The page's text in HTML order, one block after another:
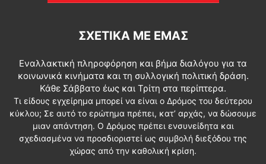
ΣΧΕΤΙΚΆ ΜΕ ΕΜΆΣ
Εναλλακτική πληροφόρηση και βήμα διαλόγου για τα
κοινωνικά κινήματα και τη συλλογική πολιτική δράση.
Κάθε Σάββατο έως και Τρίτη στα περίπτερα.
Τι είδους εγχείρημα μπορεί να είναι ο Δρόμος του δεύτερου
κύκλου; Σε αυτό το ερώτημα πρέπει, κατ’ αρχάς, να δώσουμε
μιαν απάντηση. Ο Δρόμος πρέπει ενσυνείδητα και
σχεδιασμένα να προσδιοριστεί ως συμβολή διεξόδου της
χώρας από την καθολική κρίση.